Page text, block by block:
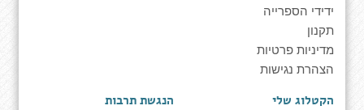
ידידי הספרייה
תקנון
מדיניות פרטיות
הצהרת נגישות
הקטלוג שלי הנגשת תרבות